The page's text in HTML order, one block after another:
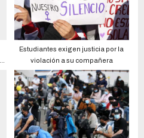
Estudiantes exigen justicia por la
violación a su compañera